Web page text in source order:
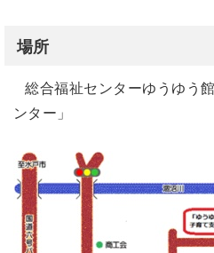
場所
総合福祉センターゆうゆう
ンター」